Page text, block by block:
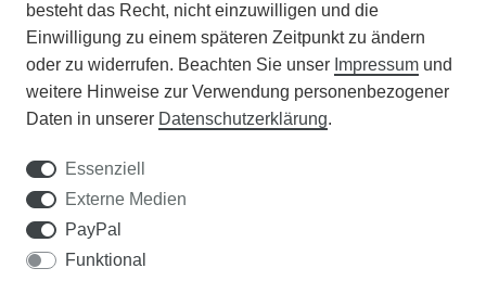
APOTHEKERSCHRANK
WISSENSWERTES
DER WEG ZUM TRAUMRASEN
Samen Rohde GmbH
besteht das Recht, nicht einzuwilligen und die
Einwilligung zu einem späteren Zeitpunkt zu ändern
oder zu widerrufen. Beachten Sie unser Impressum und
weitere Hinweise zur Verwendung personenbezogener
Daten in unserer Daten­schutz­erklärung.
Essenziell
Externe Medien
PayPal
Funktional